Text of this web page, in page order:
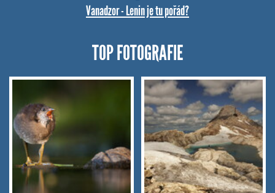
Vanadzor - Lenin je tu pořád?
TOP FOTOGRAFIE